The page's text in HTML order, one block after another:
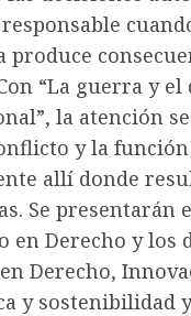
produce
“La guerra y el
la atención
y la
allí donde
Se presentarán
en Derecho y los
Derecho,
y sostenibilidad